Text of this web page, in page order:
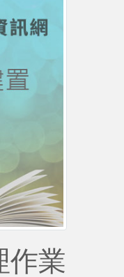
作業